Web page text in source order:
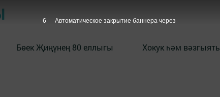
Бөек Җиңүнең 80 еллыгы Хокук һәм вәзгыять
5 Автоматическое закрытие баннера через